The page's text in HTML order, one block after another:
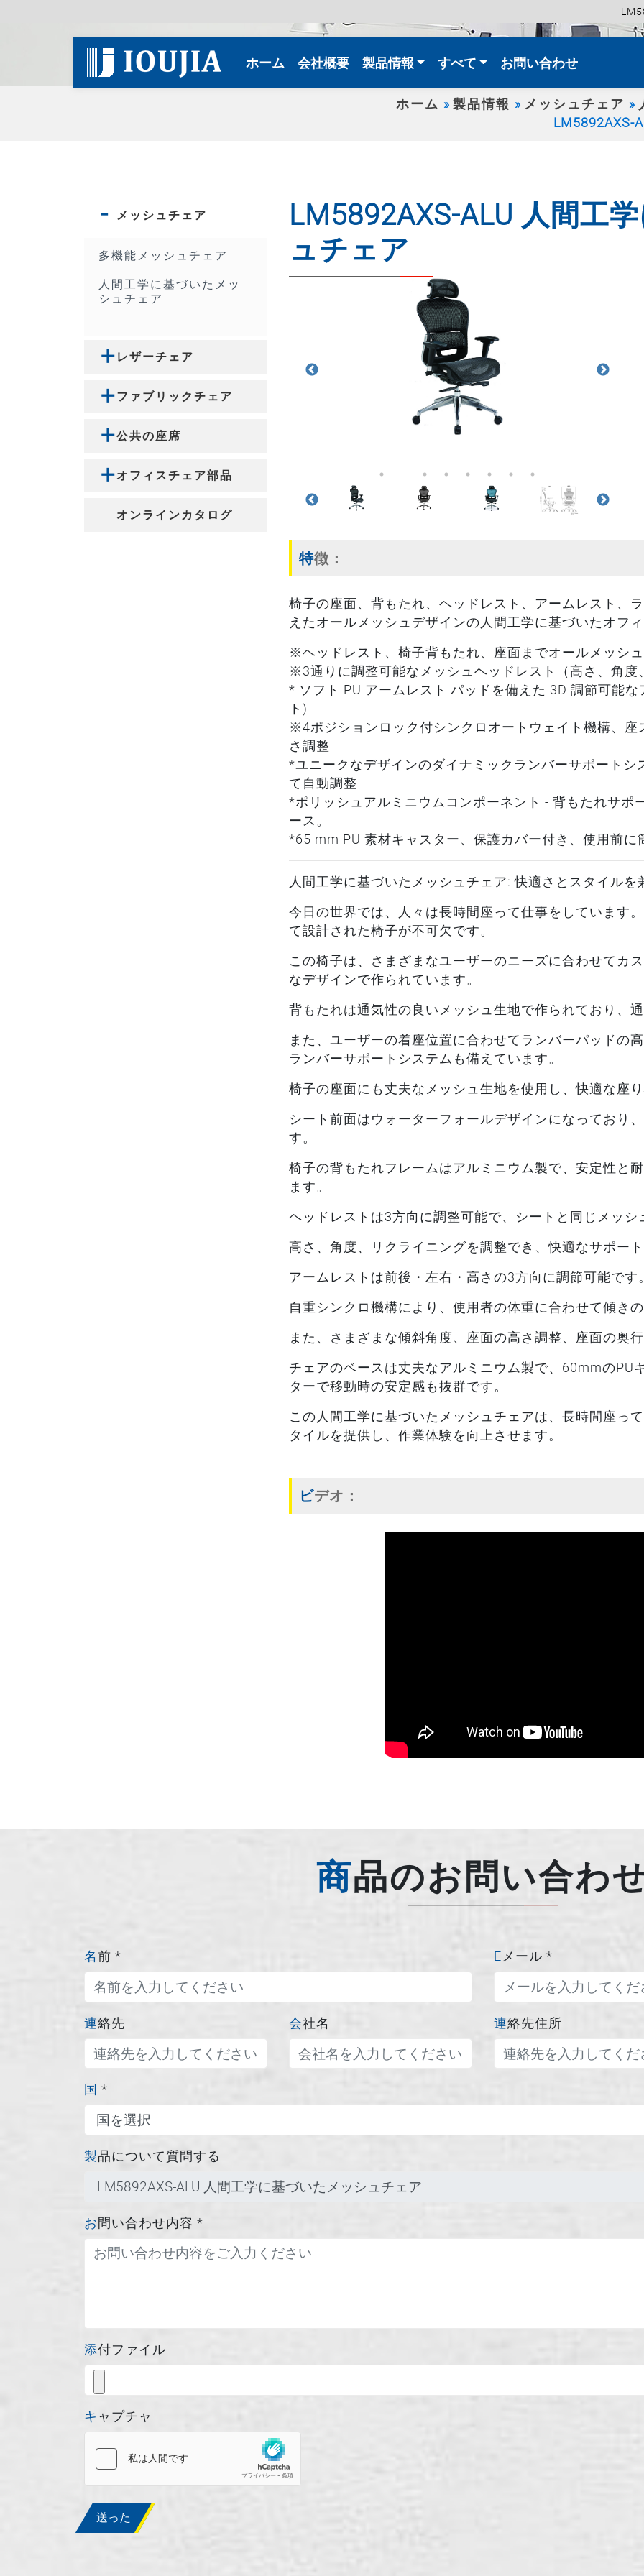
ホーム (current)
会社概要 製品情報 すべて お問い合わせ
ホーム 製品情報 メッシュチェア
LM5892AXS-
メッシュチェア
多機能メッシュチェア
人間工学に基づいたメッ
シュチェア
レザーチェア
ファブリックチェア
公共の座席
オフィスチェア部品
オンラインカタログ
LM5892AXS-ALU 人間工
ュチェア
特徴：
椅子の座面、背もたれ、ヘッドレスト、アームレスト、
えたオールメッシュデザインの人間工学に基づいたオフ
※ヘッドレスト、椅子背もたれ、座面までオールメッシ
※3通りに調整可能なメッシュヘッドレスト（高さ、角度
* ソフト PU アームレスト パッドを備えた 3D 調節可能
ト)
※4ポジションロック付シンクロオートウェイト機構、
さ調整
*ユニークなデザインのダイナミックランバーサポート
て自動調整
*ポリッシュアルミニウムコンポーネント - 背もたれサポ
ース。
*65 mm PU 素材キャスター、保護カバー付き、使用前に
人間工学に基づいたメッシュチェア: 快適さとスタイルを
今日の世界では、人々は長時間座って仕事をしています
て設計された椅子が不可欠です。
この椅子は、さまざまなユーザーのニーズに合わせてカ
なデザインで作られています。
背もたれは通気性の良いメッシュ生地で作られており、
また、ユーザーの着座位置に合わせてランバーパッドの
ランバーサポートシステムも備えています。
椅子の座面にも丈夫なメッシュ生地を使用し、快適な座
シート前面はウォーターフォールデザインになっており
す。
椅子の背もたれフレームはアルミニウム製で、安定性と
ます。
ヘッドレストは3方向に調整可能で、シートと同じメッ
高さ、角度、リクライニングを調整でき、快適なサポー
アームレストは前後・左右・高さの3方向に調節可能です
自重シンクロ機構により、使用者の体重に合わせて傾き
また、さまざまな傾斜角度、座面の高さ調整、座面の奥
チェアのベースは丈夫なアルミニウム製で、60mmのPU
ターで移動時の安定感も抜群です。
この人間工学に基づいたメッシュチェアは、長時間座っ
タイルを提供し、作業体験を向上させます。
ビデオ：
商品のお問い合わ
名前 * Eメール *
連絡先 会社名 連絡先住所
*
製品について質問する
お問い合わせ内容 *
添付ファイル
キャプチャ
送った